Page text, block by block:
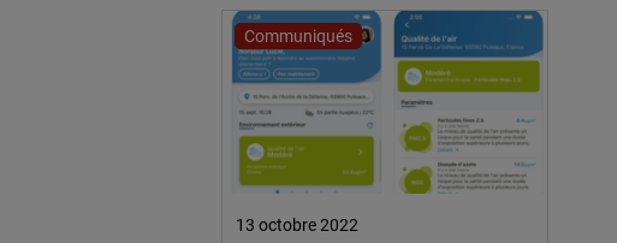
Communiqués
13 octobre 2022